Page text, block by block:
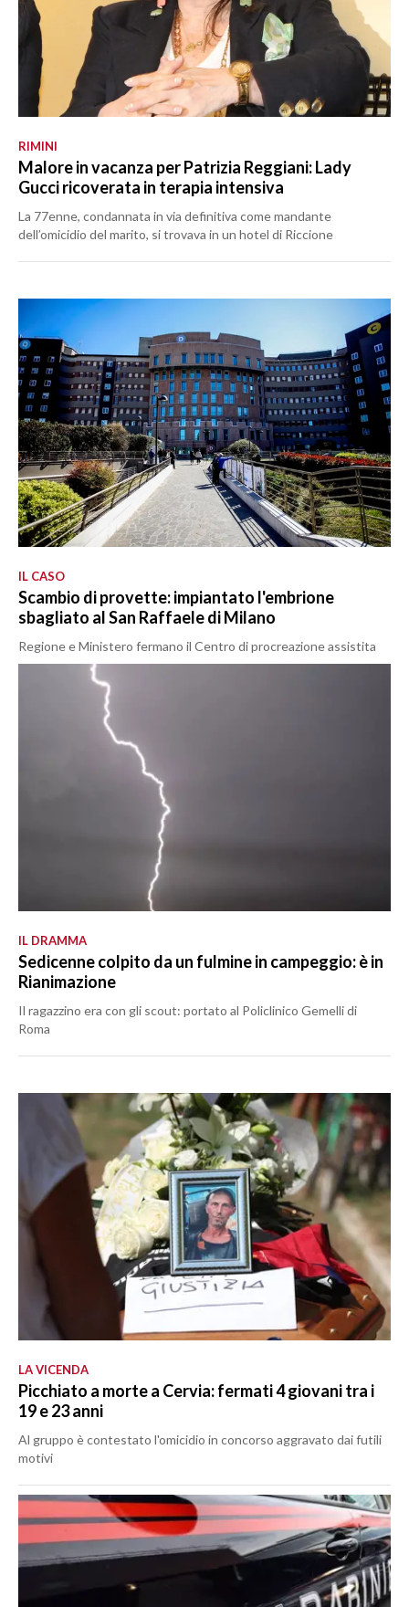
RIMINI
Malore in vacanza per Patrizia Reggiani: Lady
Gucci ricoverata in terapia intensiva
La 77enne, condannata in via definitiva come mandante
dell’omicidio del marito, si trovava in un hotel di Riccione
IL CASO
Scambio di provette: impiantato l'embrione
sbagliato al San Raffaele di Milano
Regione e Ministero fermano il Centro di procreazione assistita
IL DRAMMA
Sedicenne colpito da un fulmine in campeggio: è in
Rianimazione
Il ragazzino era con gli scout: portato al Policlinico Gemelli di
Roma
LA VICENDA
Picchiato a morte a Cervia: fermati 4 giovani tra i
19 e 23 anni
Al gruppo è contestato l'omicidio in concorso aggravato dai futili
motivi